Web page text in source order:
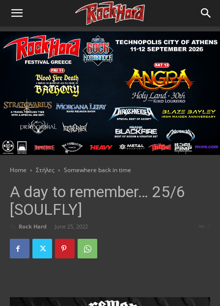
Home Στήλες Somewhere back in time
A day to remember… 25/6
[SOULFLY]
Rock Hard June 25, 2022